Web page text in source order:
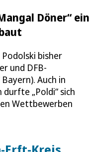
Döner“ ein
bisher
und DFB-
Auch in
durfte „Poldi“ sich
Wettbewerben